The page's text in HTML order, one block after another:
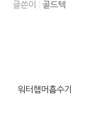
글쓴이 : 골드텍
워터햄머흡수기